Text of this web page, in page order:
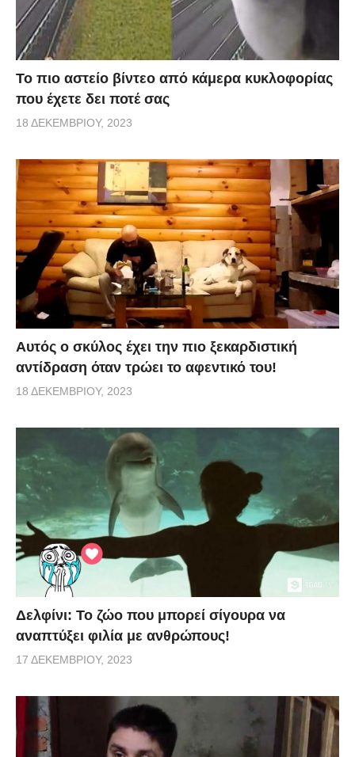
Το πιο αστείο βίντεο από κάμερα κυκλοφορίας
που έχετε δει ποτέ σας
18 ΔΕΚΕΜΒΡΊΟΥ, 2023
Αυτός ο σκύλος έχει την πιο ξεκαρδιστική
αντίδραση όταν τρώει το αφεντικό του!
18 ΔΕΚΕΜΒΡΊΟΥ, 2023
Δελφίνι: Το ζώο που μπορεί σίγουρα να
αναπτύξει φιλία με ανθρώπους!
17 ΔΕΚΕΜΒΡΊΟΥ, 2023